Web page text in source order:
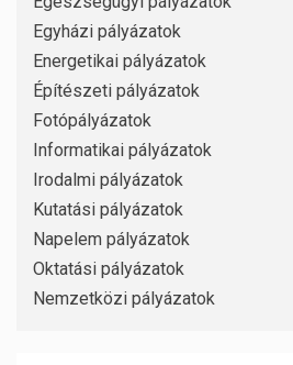
Egyházi pályázatok
Energetikai pályázatok
Építészeti pályázatok
Fotópályázatok
Informatikai pályázatok
Irodalmi pályázatok
Kutatási pályázatok
Napelem pályázatok
Oktatási pályázatok
Nemzetközi pályázatok